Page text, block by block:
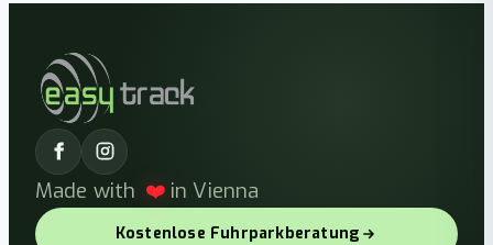
Made with ❤️ in Vienna
Kostenlose Fuhrparkberatung